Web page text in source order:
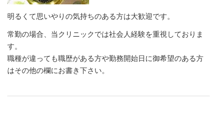
明るくて思いやりの気持ちのある方は大歓迎です。
常勤の場合、当クリニックでは社会人経験を重視しておりま
す。
職種が違っても職歴がある方や勤務開始日に御希望のある方
はその他の欄にお書き下さい。